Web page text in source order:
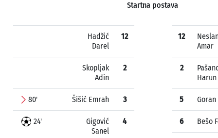
Startna postava
Hadžić
Darel
12
Skopljak
Adin
2
80' Šišić Emrah 3
24'
Gigović
Sanel
4
12
Amar
2
Harun
5
6 Bešo